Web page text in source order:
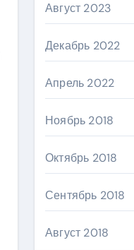
Август 2023
Декабрь 2022
Апрель 2022
Ноябрь 2018
Октябрь 2018
Сентябрь 2018
Август 2018